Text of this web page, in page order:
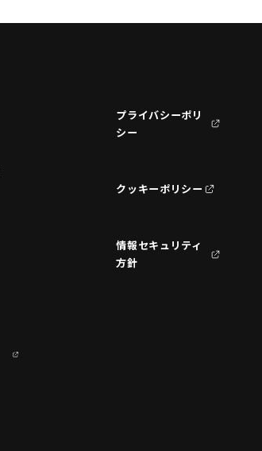
プライバシーポリ
シー
クッキーポリシー
情報セキュリティ
方針